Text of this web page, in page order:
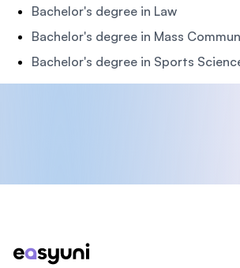
Bachelor's degree in Law
Bachelor's degree in Mass
Bachelor's degree in Sports